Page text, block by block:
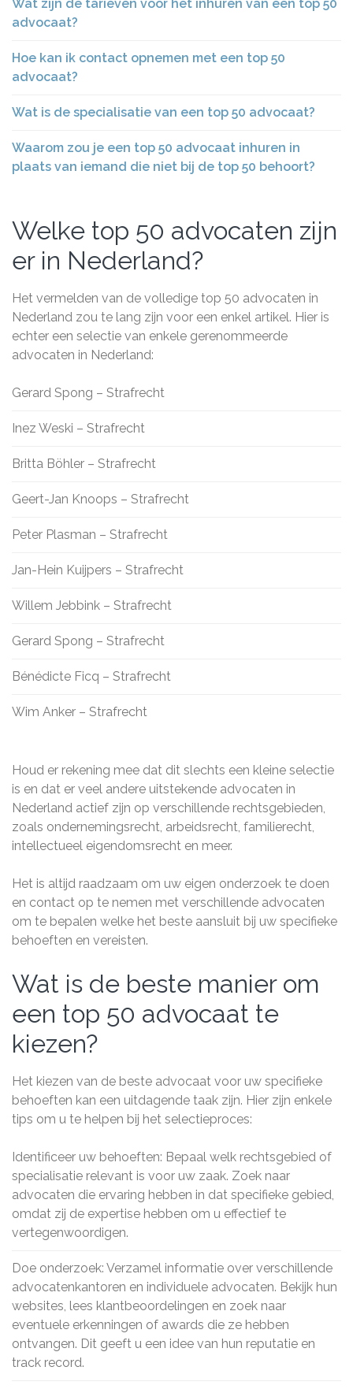
Wat zijn de tarieven voor het inhuren van een top 50
advocaat?
Hoe kan ik contact opnemen met een top 50
advocaat?
Wat is de specialisatie van een top 50 advocaat?
Waarom zou je een top 50 advocaat inhuren in
plaats van iemand die niet bij de top 50 behoort?
Welke top 50 advocaten zijn
er in Nederland?
Het vermelden van de volledige top 50 advocaten in
Nederland zou te lang zijn voor een enkel artikel. Hier is
echter een selectie van enkele gerenommeerde
advocaten in Nederland:
Gerard Spong – Strafrecht
Inez Weski – Strafrecht
Britta Böhler – Strafrecht
Geert-Jan Knoops – Strafrecht
Peter Plasman – Strafrecht
Jan-Hein Kuijpers – Strafrecht
Willem Jebbink – Strafrecht
Gerard Spong – Strafrecht
Bénédicte Ficq – Strafrecht
Wim Anker – Strafrecht
Houd er rekening mee dat dit slechts een kleine selectie
is en dat er veel andere uitstekende advocaten in
Nederland actief zijn op verschillende rechtsgebieden,
zoals ondernemingsrecht, arbeidsrecht, familierecht,
intellectueel eigendomsrecht en meer.
Het is altijd raadzaam om uw eigen onderzoek te doen
en contact op te nemen met verschillende advocaten
om te bepalen welke het beste aansluit bij uw specifieke
behoeften en vereisten.
Wat is de beste manier om
een top 50 advocaat te
kiezen?
Het kiezen van de beste advocaat voor uw specifieke
behoeften kan een uitdagende taak zijn. Hier zijn enkele
tips om u te helpen bij het selectieproces:
Identificeer uw behoeften: Bepaal welk rechtsgebied of
specialisatie relevant is voor uw zaak. Zoek naar
advocaten die ervaring hebben in dat specifieke gebied,
omdat zij de expertise hebben om u effectief te
vertegenwoordigen.
Doe onderzoek: Verzamel informatie over verschillende
advocatenkantoren en individuele advocaten. Bekijk hun
websites, lees klantbeoordelingen en zoek naar
eventuele erkenningen of awards die ze hebben
ontvangen. Dit geeft u een idee van hun reputatie en
track record.